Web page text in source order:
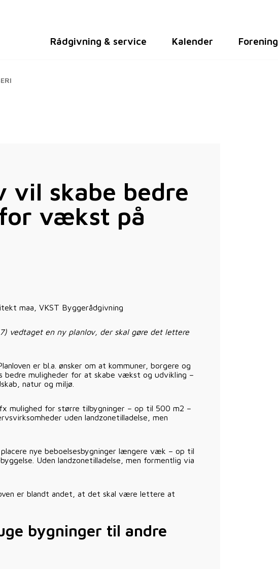
Rådgivning & service Kalender Forening
vil skabe bedre
vækst på
maa, VKST Byggerådgivning
vedtaget en ny planlov, der skal gøre det lettere
er bl.a. ønsker om at kommuner, borgere og
bedre muligheder for at skabe vækst og udvikling –
natur og miljø.
mulighed for større tilbygninger – op til 500 m2 –
uden landzonetilladelse, men
nye beboelsesbygninger længere væk – op til
Uden landzonetilladelse, men formentlig via
er blandt andet, at det skal være lettere at
bygninger til andre